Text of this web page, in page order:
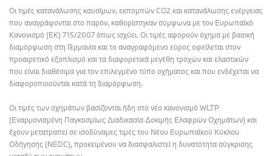
Οι τιμές κατανάλωσης καυσίμων, εκπομπών CO2 και κατανάλωσης ενέργειας
που αναγράφονται στο παρόν, καθορίστηκαν σύμφωνα με τον Ευρωπαϊκό
Κανονισμό (ΕΚ) 715/2007 όπως ισχύει. Οι τιμές αφορούν όχημα με βασική
διαμόρφωση στη Γερμανία και το αναγραφόμενο εύρος οφείλεται στον
προαιρετικό εξοπλισμό και τα διαφορετικά μεγέθη τροχών και ελαστικών
που είναι διαθέσιμα για τον επιλεγμένο τύπο οχήματος και που ενδέχεται να
διαφοροποιούνται κατά τη διαμόρφωση.
Οι τιμές των οχημάτων βασίζονται ήδη στο νέο κανονισμό WLTP
(Εναρμονισμένη Παγκοσμίως Διαδικασία Δοκιμής Ελαφρών Οχημάτων) και
έχουν μετατραπεί σε ισοδύναμες τιμές του Νέου Ευρωπαϊκού Κύκλου
Οδήγησης (NEDC), προκειμένου να διασφαλιστεί η δυνατότητα σύγκρισης